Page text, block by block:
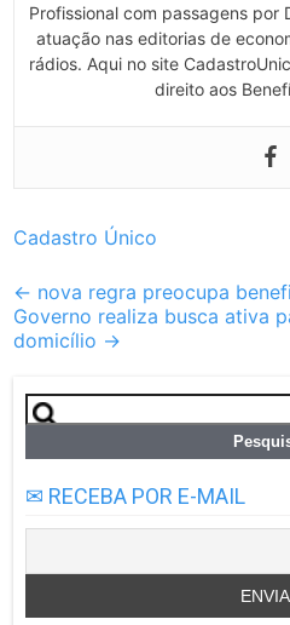
Profissional com passagens por
atuação nas editorias de
rádios. Aqui no site
direito aos
Cadastro Único
Post
navigation
← nova regra preocupa
Governo realiza busca ativa
domicílio →
Pesquisar
por:
✉ RECEBA POR E-MAIL